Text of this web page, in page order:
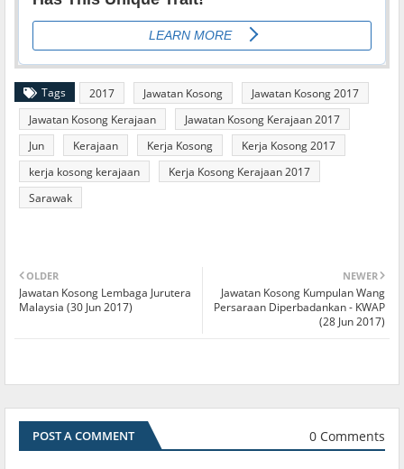
Tags 2017 Jawatan Kosong
Jawatan Kosong 2017
Jawatan Kosong Kerajaan
Jawatan Kosong Kerajaan 2017
Jun
Kerajaan Kerja Kosong
Kerja Kosong 2017
kerja kosong kerajaan
Kerja Kosong Kerajaan 2017
Sarawak
NEWER
Jawatan Kosong Kumpulan Wang
Persaraan Diperbadankan - KWAP
(28 Jun 2017)
OLDER
Jawatan Kosong Lembaga Jurutera
Malaysia (30 Jun 2017)
POST A COMMENT 0 Comments